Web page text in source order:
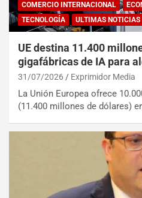
COMERCIO INTERNACIONAL
TECNOLOGÍA
ULTIMAS NOTICIAS
UE destina 11.400
gigafábricas de IA para
31/07/2026 Exprimidor Media
La Unión Europea ofrece
(11.400 millones de dólares)